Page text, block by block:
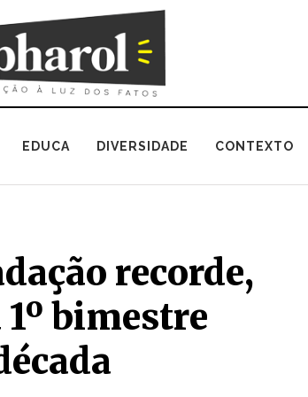
EDUCA DIVERSIDADE CONTEXTO
recorde,
bimestre